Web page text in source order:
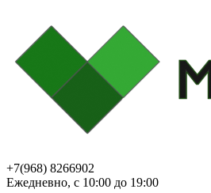
+7(968) 8266902
Ежедневно, с 10:00 до 19:00